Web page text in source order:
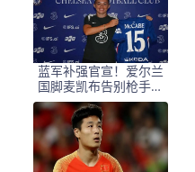
蓝军补强官宣！爱尔兰
国脚麦凯布告别枪手，
签约切尔西锁定五年约